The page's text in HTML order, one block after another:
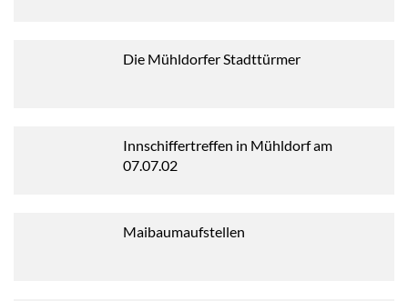
Die Mühldorfer Stadttürmer
Innschiffertreffen in Mühldorf am
07.07.02
Maibaumaufstellen